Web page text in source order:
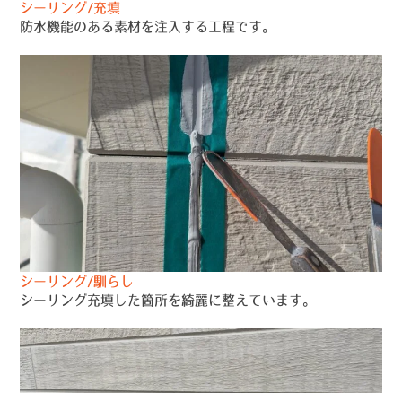
シーリング/充填
防水機能のある素材を注入する工程です。
シーリング/馴らし
シーリング充填した箇所を綺麗に整えています。